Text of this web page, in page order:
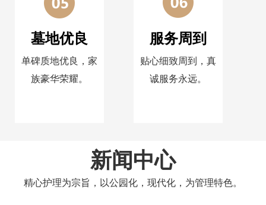
墓地优良
单碑质地优良，家
族豪华荣耀。
服务周到
贴心细致周到，真
诚服务永远。
新闻中心
精心护理为宗旨，以公园化，现代化，为管理特色。